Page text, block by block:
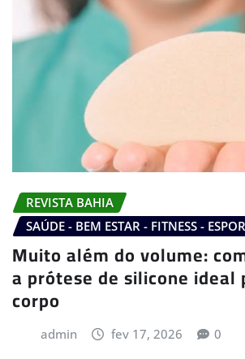
REVISTA BAHIA
SAÚDE - BEM ESTAR - FITNESS -
Muito além do volume:
a prótese de silicone ideal
corpo
admin fev 17, 2026 0